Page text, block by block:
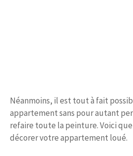
Néanmoins, il est tout à fait
appartement sans pour autant
refaire toute la peinture. Voici
décorer votre appartement loué.